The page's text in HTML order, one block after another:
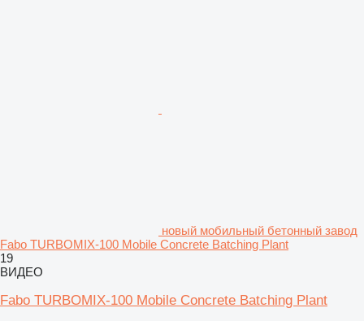
новый мобильный бетонный завод
Fabo TURBOMIX-100 Mobile Concrete Batching Plant
19
ВИДЕО
Fabo TURBOMIX-100 Mobile Concrete Batching Plant